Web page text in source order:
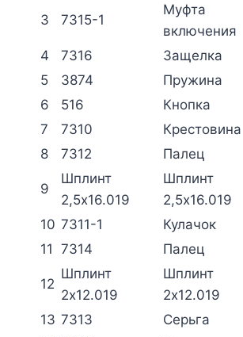
3 7315-1
Муфта
включения
4 7316 Защелка
5
3874 Пружина
6
516 Кнопка
7
7310 Крестовина
8
7312 Палец
9
Шплинт
2,5х16.019
Шплинт
2,5х16.019
10 7311-1 Кулачок
11 7314 Палец
12
Шплинт
2х12.019
Шплинт
2х12.019
13 7313 Серьга